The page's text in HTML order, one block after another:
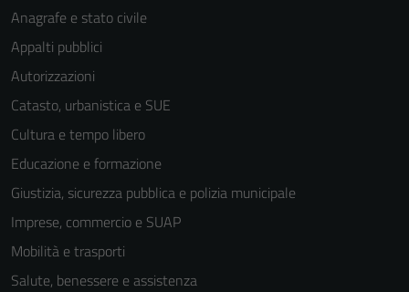
Anagrafe e stato civile
Appalti pubblici
Autorizzazioni
Catasto, urbanistica e SUE
Cultura e tempo libero
Educazione e formazione
Giustizia, sicurezza pubblica e polizia municipale
Imprese, commercio e SUAP
Mobilità e trasporti
Salute, benessere e assistenza